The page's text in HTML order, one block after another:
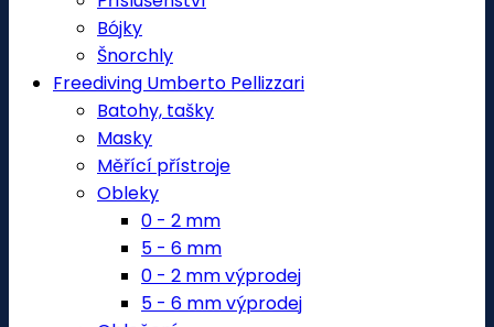
Bójky
Šnorchly
Freediving Umberto Pellizzari
Batohy, tašky
Masky
Měřící přístroje
Obleky
0 - 2 mm
5 - 6 mm
0 - 2 mm výprodej
5 - 6 mm výprodej